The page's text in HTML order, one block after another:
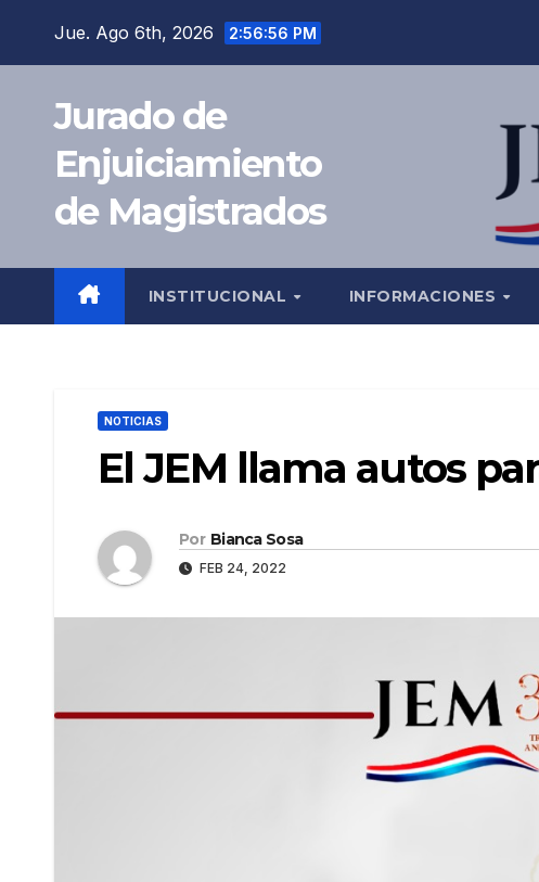
Jue. Ago 6th, 2026 2:56:58 PM
Jurado de
Enjuiciamiento
de Magistrados
INSTITUCIONAL INFORMACIONES
NOTICIAS
El JEM llama autos
Por Bianca Sosa
FEB 24, 2022